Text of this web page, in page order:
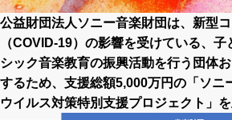
公益財団法人ソニー音楽財団は、新型
（COVID-19）の影響を受けている、
シック音楽教育の振興活動を行う団体
するため、支援総額5,000万円の「ソニ
ウイルス対策特別支援プロジェクト」を